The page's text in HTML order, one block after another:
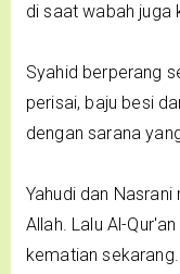
di saat wabah juga
Syahid berperang
perisai, baju besi
dengan sarana
Yahudi dan
Allah. Lalu Al-
kematian